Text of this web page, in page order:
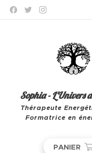
Sophia - L'Univers
Thérapeute
Formatrice en
PANIER